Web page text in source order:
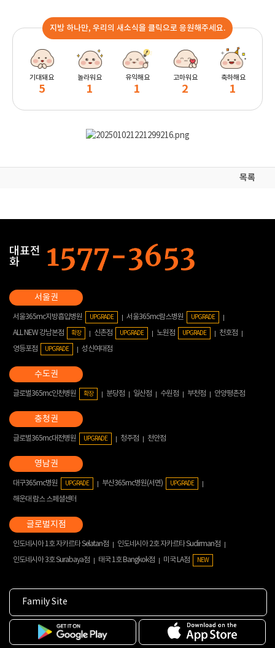
지방 하나만, 우리의 새소식을 클릭으로 응원해주세요.
기대돼요
5
놀라워요
1
유익해요
1
고마워요
2
축하해요
1
목록
대표전
화
서울365mc지방흡입병원 UPGRADE 서울365mc람스병원 UPGRADE
ALL NEW 강남본점 확장 신촌점 UPGRADE 노원점 UPGRADE
천호점
영등포점
UPGRADE 성신여대점
글로벌365mc인천병원 확장 분당점 일산점 수원점 부천점 안양평촌점
글로벌365mc대전병원 UPGRADE 청주점 천안점
대구365mc병원 UPGRADE 부산365mc병원(서면) UPGRADE
해운대 람스 스페셜센터
인도네시아 1호 자카르타 Selatan점
인도네시아 2호 자카르타 Sudirman점
인도네시아 3호 Surabaya점
태국 1호 Bangkok점 미국 LA점 NEW
Family Site